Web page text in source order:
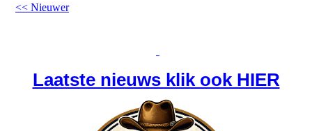
<< Nieuwer
Laatste nieuws klik ook HIER